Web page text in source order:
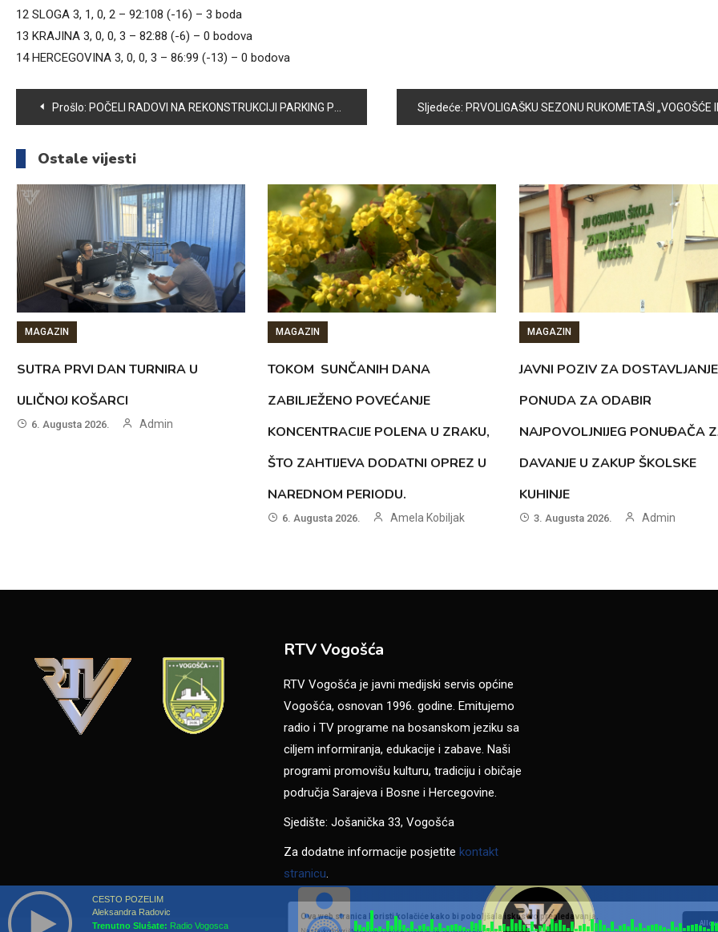
12 SLOGA 3, 1, 0, 2 – 92:108 (-16) – 3 boda
13 KRAJINA 3, 0, 0, 3 – 82:88 (-6) – 0 bodova
14 HERCEGOVINA 3, 0, 0, 3 – 86:99 (-13) – 0 bodova
Navigacija
članaka
Prošlo: POČELI RADOVI NA REKONSTRUKCIJI PARKING PROSTORA U ULICI BRAĆE KRŠO Sljedeće: PRVOLIGAŠKU SEZONU RUKOMETAŠI „VOGOŠĆE II“ OTVORILI POBJEDOM
Ostale vijesti
MAGAZIN
SUTRA PRVI DAN TURNIRA U
ULIČNOJ KOŠARCI
6. Augusta 2026. Admin
MAGAZIN
TOKOM SUNČANIH DANA
ZABILJEŽENO POVEĆANJE
KONCENTRACIJE POLENA U ZRAKU,
ŠTO ZAHTIJEVA DODATNI OPREZ U
NAREDNOM PERIODU.
6. Augusta 2026. Amela Kobiljak
MAGAZIN
JAVNI POZIV ZA DOSTAVLJANJE
PONUDA ZA ODABIR
NAJPOVOLJNIJEG PONUĐAČA
DAVANJE U ZAKUP ŠKOLSKE
KUHINJE
3. Augusta 2026. Admin
RTV Vogošća
RTV Vogošća je javni medijski servis općine
Vogošća, osnovan 1996. godine. Emitujemo
radio i TV programe na bosanskom jeziku sa
ciljem informiranja, edukacije i zabave. Naši
programi promovišu kulturu, tradiciju i običaje
područja Sarajeva i Bosne i Hercegovine.
Sjedište: Jošanička 33, Vogošća
Za dodatne informacije posjetite kontakt
stranicu.
Ova web stranica koristi kolačiće kako bi poboljšala iskustvo pregledavanja.
CESTO POZELIM
Aleksandra Radovic
Trenutno Slušate: Radio Vogosca